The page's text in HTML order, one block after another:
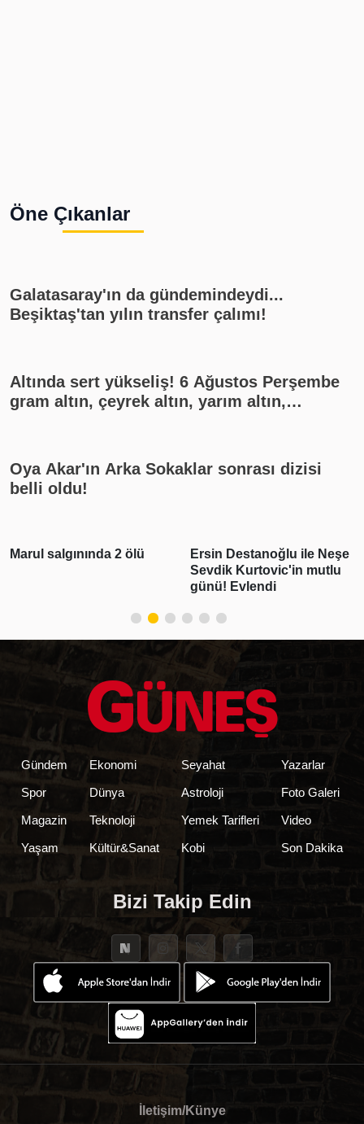
Öne Çıkanlar
Galatasaray'ın da gündemindeydi...
Beşiktaş'tan yılın transfer çalımı!
Altında sert yükseliş! 6 Ağustos Perşembe
gram altın, çeyrek altın, yarım altın,
Oya Akar'ın Arka Sokaklar sonrası dizisi
belli oldu!
Ersin Destanoğlu ile Neşe
Deniz Can Aktaş ve
Devrim Özkan aşk yaşıyor!
Romantik paylaşım geldi
Gündem
Spor
Magazin
Yaşam
Ekonomi
Dünya
Teknoloji
Kültür&Sanat
Seyahat
Astroloji
Yemek Tarifleri
Kobi
Yazarlar
Foto Galeri
Video
Son Dakika
Bizi Takip Edin
İletişim/Künye